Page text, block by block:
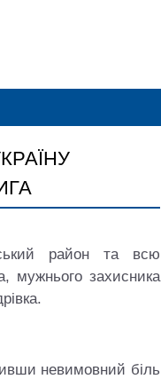
район та всю
мужнього захисника
невимовний біль